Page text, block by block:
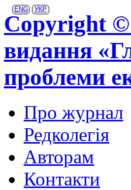
ENG УКР
Copyright ©
видання
проблеми
Про журнал
Редколегія
Авторам
Контакти